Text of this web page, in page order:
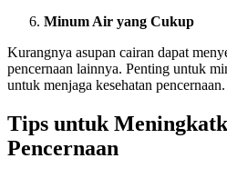
Minum Air yang Cukup
Kurangnya asupan cairan dapat
pencernaan lainnya. Penting untuk
untuk menjaga kesehatan pencernaan.
Tips untuk
Pencernaan